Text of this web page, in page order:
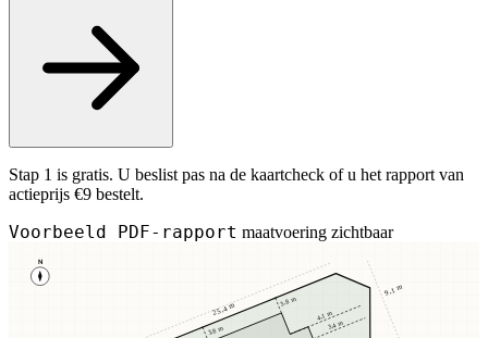
Stap 1 is gratis. U beslist pas na de kaartcheck of u het rapport van
actieprijs €9 bestelt.
Voorbeeld PDF-rapport maatvoering zichtbaar
N
3,8 m
3,8 m
3,4 m
4,1 m
25,4 m
9,1 m